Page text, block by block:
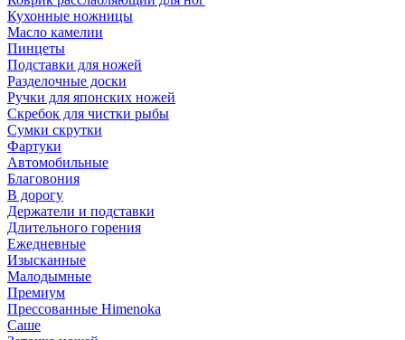
Кухонные ножницы
Масло камелии
Пинцеты
Подставки для ножей
Разделочные доски
Ручки для японских ножей
Скребок для чистки рыбы
Сумки скрутки
Фартуки
Автомобильные
Благовония
В дорогу
Держатели и подставки
Длительного горения
Ежедневные
Изысканные
Малодымные
Премиум
Прессованные Himenoka
Саше